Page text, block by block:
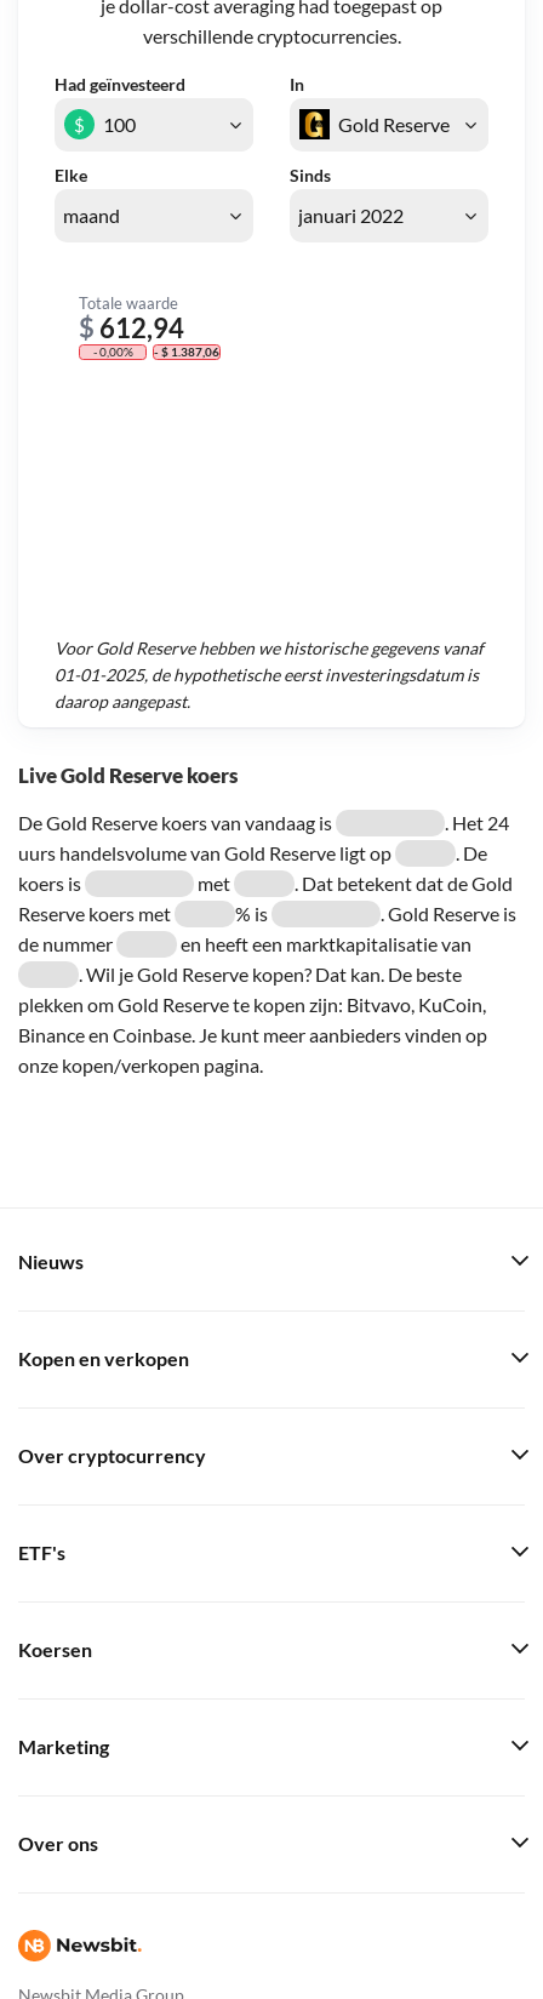
Live Gold Reserve koers
De Gold Reserve koers van vandaag is
. Het 24
uurs handelsvolume van Gold Reserve ligt op
. De
koers is
met
. Dat betekent dat de Gold
Reserve koers met
% is
. Gold Reserve is
de nummer
en heeft een marktkapitalisatie van
. Wil je Gold Reserve kopen? Dat kan. De beste
plekken om Gold Reserve te kopen zijn: Bitvavo, KuCoin,
Binance en Coinbase. Je kunt meer aanbieders vinden op
onze kopen/verkopen pagina.
je dollar-cost averaging had toegepast op
verschillende cryptocurrencies.
Had geïnvesteerd In
Elke Sinds
$
Totale waarde
$ 612,94
- 0,00% - $ 1.387,06
VoorGold Reservehebben we historische gegevens vanaf
01-01-2025, de hypothetische eerst investeringsdatum is
daarop aangepast.
Newsbit Media Group
Nieuws
Kopen en verkopen
Over cryptocurrency
ETF's
Koersen
Marketing
Over ons